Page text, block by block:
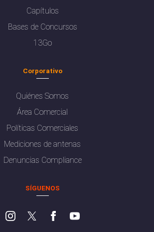
Capítulos
Bases de Concursos
13Go
Corporativo
Quiénes Somos
Área Comercial
Políticas Comerciales
Mediciones de antenas
Denuncias Compliance
SÍGUENOS